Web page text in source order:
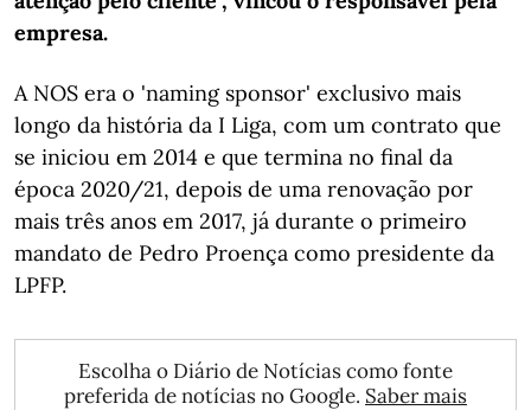
empresa.
A NOS era o 'naming sponsor' exclusivo mais
longo da história da I Liga, com um contrato que
se iniciou em 2014 e que termina no final da
época 2020/21, depois de uma renovação por
mais três anos em 2017, já durante o primeiro
mandato de Pedro Proença como presidente da
LPFP.
Escolha o Diário de Notícias como fonte
preferida de notícias no Google. Saber mais